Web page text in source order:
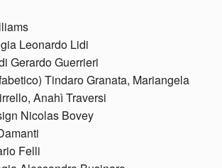
Leonardo Lidi
Gerardo Guerrieri
Tindaro Granata, Mariangela
Anahì Traversi
Nicolas Bovey
Felli